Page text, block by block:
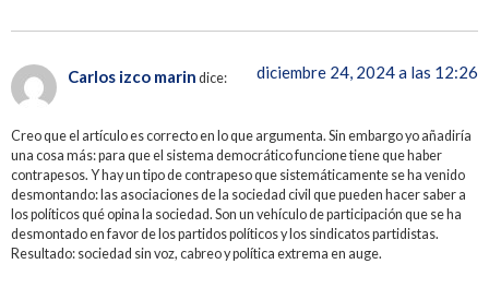
Carlos izco marin dice: diciembre 24, 2024 a las 12:26
Creo que el artículo es correcto en lo que argumenta. Sin embargo yo añadiría
una cosa más: para que el sistema democrático funcione tiene que haber
contrapesos. Y hay un tipo de contrapeso que sistemáticamente se ha venido
desmontando: las asociaciones de la sociedad civil que pueden hacer saber a
los políticos qué opina la sociedad. Son un vehículo de participación que se ha
desmontado en favor de los partidos políticos y los sindicatos partidistas.
Resultado: sociedad sin voz, cabreo y política extrema en auge.